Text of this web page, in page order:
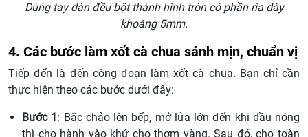
Dùng tay dàn đều bột thành hình tròn có phần rìa dày
khoảng 5mm.
4. Các bước làm xốt cà chua sánh mịn, chuẩn vị
Tiếp đến là đến công đoạn làm xốt cà chua. Bạn chỉ cần
thực hiện theo các bước dưới đây:
Bước 1 : Bắc chảo lên bếp, mở lửa lớn đến khi dầu nóng
thì cho hành vào khử cho thơm vàng. Sau đó, cho toàn